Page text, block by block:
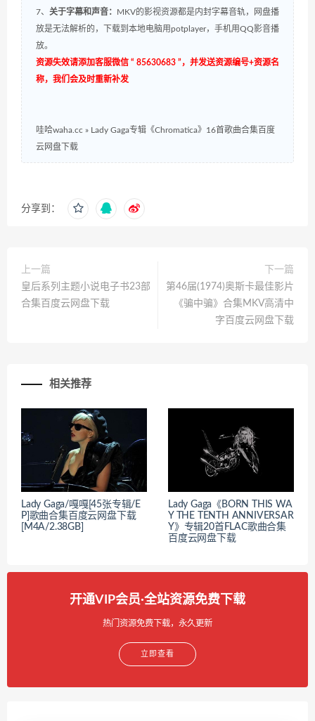
7、 关于字幕和声音： MKV的影视资源都是内封字幕音轨，网盘播
放是无法解析的，下载到本地电脑用potplayer，手机用QQ影音播
放。
资源失效请添加客服微信 “ 85630683 ”，并发送资源编号+资源名
称，我们会及时重新补发
哇哈waha.cc » Lady Gaga专辑《Chromatica》16首歌曲合集百度
云网盘下载
分享到：
上一篇
皇后系列主题小说电子书23部
合集百度云网盘下载
下一篇
第46届(1974)奥斯卡最佳影片
《骗中骗》合集MKV高清中
字百度云网盘下载
相关推荐
Lady Gaga/嘎嘎[45张专辑/E
P]歌曲合集百度云网盘下载
[M4A/2.38GB]
Lady Gaga《BORN THIS WA
Y THE TENTH ANNIVERSAR
Y》专辑20首FLAC歌曲合集
百度云网盘下载
开通VIP会员·全站资源免费下载
热门资源免费下载，永久更新
立即查看